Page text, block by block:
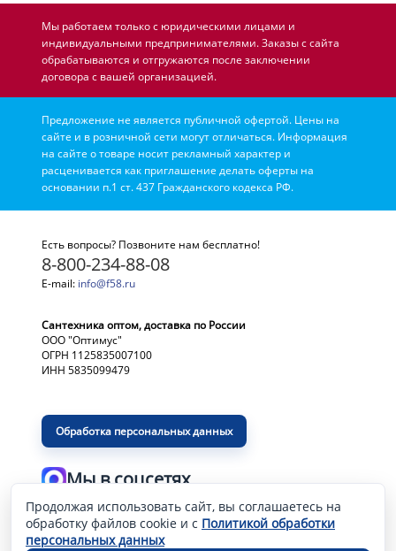
Мы работаем только с юридическими лицами и
индивидуальными предпринимателями. Заказы с сайта
обрабатываются и отгружаются после заключении
договора с вашей организацией.
Предложение не является публичной офертой. Цены на
сайте и в розничной сети могут отличаться. Информация
на сайте о товаре носит рекламный характер и
расценивается как приглашение делать оферты на
основании п.1 ст. 437 Гражданского кодекса РФ.
Есть вопросы? Позвоните нам бесплатно!
8-800-234-88-08
E-mail: info@f58.ru
Сантехника оптом, доставка по России
ООО "Оптимус"
ОГРН 1125835007100
ИНН 5835099479
Обработка персональных данных
Мы в соцсетях
Разработка и продвижение сайта —
Продолжая использовать сайт, вы соглашаетесь на
обработку файлов cookie и с Политикой обработки
персональных данных